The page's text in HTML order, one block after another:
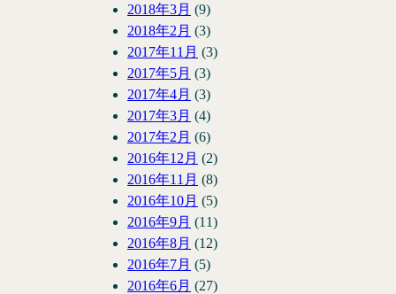
2018年3月 (9)
2018年2月 (3)
2017年11月 (3)
2017年5月 (3)
2017年4月 (3)
2017年3月 (4)
2017年2月 (6)
2016年12月 (2)
2016年11月 (8)
2016年10月 (5)
2016年9月 (11)
2016年8月 (12)
2016年7月 (5)
2016年6月 (27)